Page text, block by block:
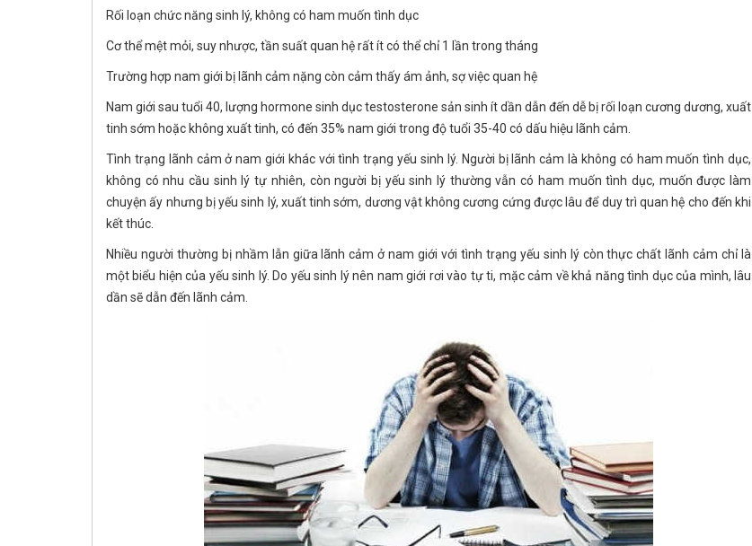
Rối loạn chức năng sinh lý, không có ham muốn tình dục
Cơ thể mệt mỏi, suy nhược, tần suất quan hệ rất ít có thể chỉ 1 lần trong tháng
Trường hợp nam giới bị lãnh cảm nặng còn cảm thấy ám ảnh, sợ việc quan hệ
Nam giới sau tuổi 40, lượng hormone sinh dục testosterone sản sinh ít dần dẫn đến dễ bị rối loạn cương dương, xuất
tinh sớm hoặc không xuất tinh, có đến 35% nam giới trong độ tuổi 35-40 có dấu hiệu lãnh cảm.
Tình trạng lãnh cảm ở nam giới khác với tình trạng yếu sinh lý. Người bị lãnh cảm là không có ham muốn tình dục,
không có nhu cầu sinh lý tự nhiên, còn người bị yếu sinh lý thường vẫn có ham muốn tình dục, muốn được làm
chuyện ấy nhưng bị yếu sinh lý, xuất tinh sớm, dương vật không cương cứng được lâu để duy trì quan hệ cho đến khi
kết thúc.
Nhiều người thường bị nhầm lẫn giữa lãnh cảm ở nam giới với tình trạng yếu sinh lý còn thực chất lãnh cảm chỉ là
một biểu hiện của yếu sinh lý. Do yếu sinh lý nên nam giới rơi vào tự ti, mặc cảm về khả năng tình dục của mình, lâu
dần sẽ dẫn đến lãnh cảm.